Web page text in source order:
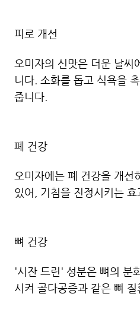
피로 개선
오미자의 신맛은 더운 날씨
니다. 소화를 돕고 식욕을
줍니다.
폐 건강
오미자에는 폐 건강을 개선
있어, 기침을 진정시키는
뼈 건강
'시잔 드린' 성분은 뼈의 분
시켜 골다공증과 같은 뼈